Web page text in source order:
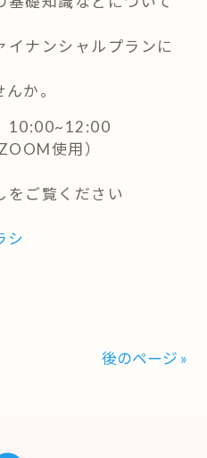
イナンシャルプランに
か。
10:00~12:00
使用）
をご覧ください
シ
後のページ »